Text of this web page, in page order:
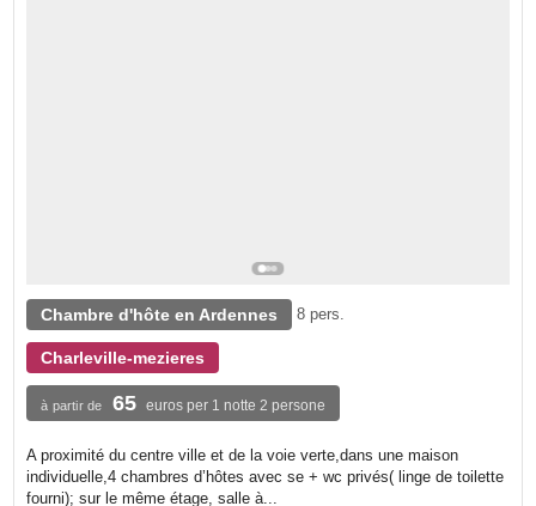
Chambre d'hôte en Ardennes 8 pers.
Charleville-mezieres
à partir de 65 euros per 1 notte 2 persone
A proximité du centre ville et de la voie verte,dans une maison
individuelle,4 chambres d’hôtes avec se + wc privés( linge de toilette
fourni); sur le même étage, salle à...